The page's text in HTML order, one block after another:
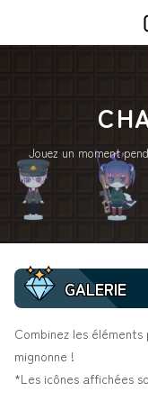
Jouez un moment
GALERIE
Combinez les
mignonne !
*Les icônes affichées